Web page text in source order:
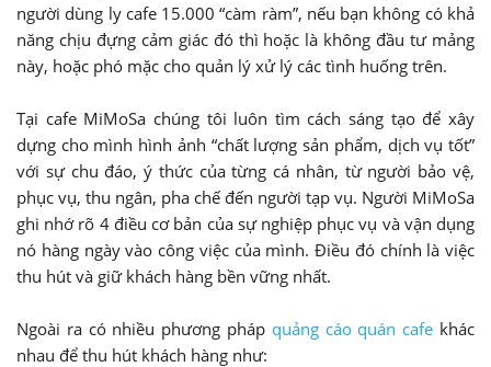
người dùng ly cafe 15.000 “càm ràm”, nếu bạn không có khả
năng chịu đựng cảm giác đó thì hoặc là không đầu tư mảng
này, hoặc phó mặc cho quản lý xử lý các tình huống trên.
Tại cafe MiMoSa chúng tôi luôn tìm cách sáng tạo để xây
dựng cho mình hình ảnh “chất lượng sản phẩm, dịch vụ tốt”
với sự chu đáo, ý thức của từng cá nhân, từ người bảo vệ,
phục vụ, thu ngân, pha chế đến người tạp vụ. Người MiMoSa
ghi nhớ rõ 4 điều cơ bản của sự nghiệp phục vụ và vận dụng
nó hàng ngày vào công việc của mình. Điều đó chính là việc
thu hút và giữ khách hàng bền vững nhất.
Ngoài ra có nhiều phương pháp quảng cáo quán cafe khác
nhau để thu hút khách hàng như: